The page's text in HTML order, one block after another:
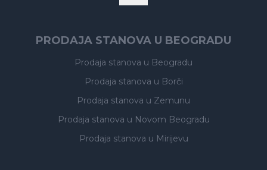
PRODAJA STANOVA U BEOGRADU
Prodaja stanova u Beogradu
Prodaja stanova u Borči
Prodaja stanova u Zemunu
Prodaja stanova u Novom Beogradu
Prodaja stanova u Mirijevu